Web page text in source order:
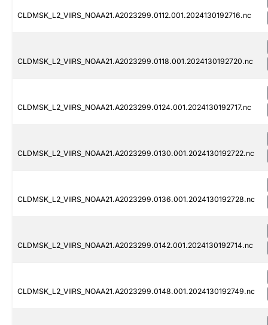
CLDMSK_L2_VIIRS_NOAA21.A2023299.0112.001.2024130192716.nc
CLDMSK_L2_VIIRS_NOAA21.A2023299.0118.001.2024130192720.nc
CLDMSK_L2_VIIRS_NOAA21.A2023299.0124.001.2024130192717.nc
CLDMSK_L2_VIIRS_NOAA21.A2023299.0130.001.2024130192722.nc
CLDMSK_L2_VIIRS_NOAA21.A2023299.0136.001.2024130192728.nc
CLDMSK_L2_VIIRS_NOAA21.A2023299.0142.001.2024130192714.nc
CLDMSK_L2_VIIRS_NOAA21.A2023299.0148.001.2024130192749.nc